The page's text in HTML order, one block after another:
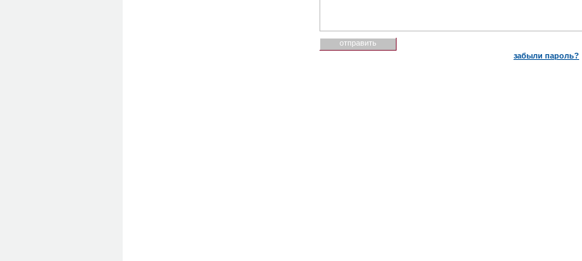
забыли пароль?